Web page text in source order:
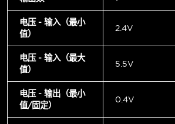
电压 - 输入（最小
值）
2.4V
电压 - 输入（最大
值）
5.5V
电压 - 输出（最小
值/固定）
0.4V